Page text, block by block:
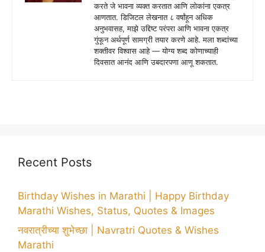
करते जे भावना व्यक्त करतात आणि लोकांना एकत्र
आणतात. डिजिटल लेखनात ८ वर्षांहून अधिक
अनुभवासह, माझे उद्दिष्ट परंपरा आणि भावना एकत्र
गुंफून अर्थपूर्ण सामग्री तयार करणे आहे. मला शब्दांच्या
शक्तीवर विश्वास आहे — योग्य शब्द कोणाच्याही
दिवसात आनंद आणि उबदारपणा आणू शकतात.
Recent Posts
Birthday Wishes in Marathi | Happy Birthday
Marathi Wishes, Status, Quotes & Images
नवरात्रीच्या शुभेच्छा | Navratri Quotes & Wishes
Marathi